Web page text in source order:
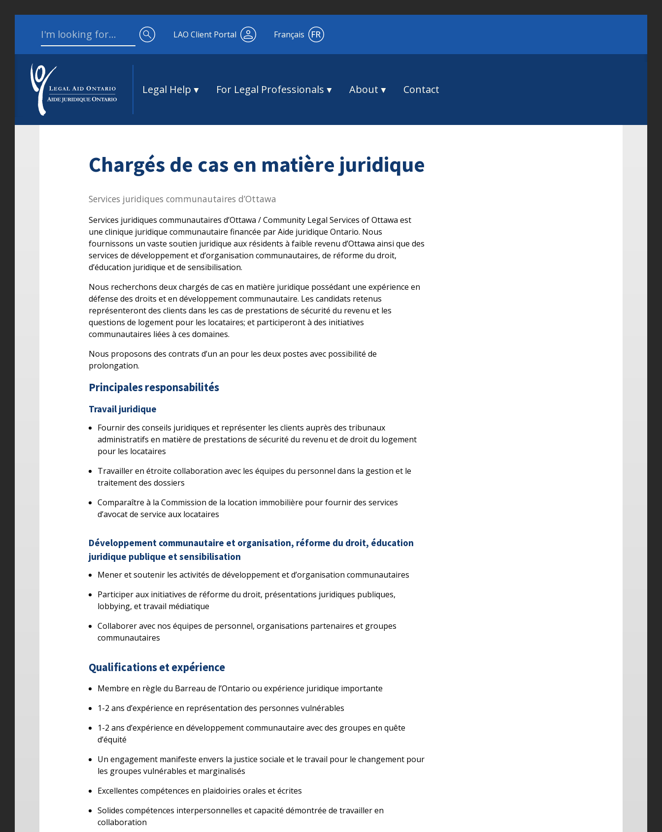
Search for:
LAO Client Portal Français
Legal Help For Legal Professionals About Contact
Chargés de cas en matière juridique
Services juridiques communautaires d’Ottawa
Services juridiques communautaires d’Ottawa / Community Legal Services of Ottawa est
une clinique juridique communautaire financée par Aide juridique Ontario. Nous
fournissons un vaste soutien juridique aux résidents à faible revenu d’Ottawa ainsi que des
services de développement et d’organisation communautaires, de réforme du droit,
d’éducation juridique et de sensibilisation.
Nous recherchons deux chargés de cas en matière juridique possédant une expérience en
défense des droits et en développement communautaire. Les candidats retenus
représenteront des clients dans les cas de prestations de sécurité du revenu et les
questions de logement pour les locataires; et participeront à des initiatives
communautaires liées à ces domaines.
Nous proposons des contrats d’un an pour les deux postes avec possibilité de
prolongation.
Principales responsabilités
Travail juridique
Fournir des conseils juridiques et représenter les clients auprès des tribunaux
administratifs en matière de prestations de sécurité du revenu et de droit du logement
pour les locataires
Travailler en étroite collaboration avec les équipes du personnel dans la gestion et le
traitement des dossiers
Comparaître à la Commission de la location immobilière pour fournir des services
d’avocat de service aux locataires
Développement communautaire et organisation, réforme du droit, éducation
juridique publique et sensibilisation
Mener et soutenir les activités de développement et d’organisation communautaires
Participer aux initiatives de réforme du droit, présentations juridiques publiques,
lobbying, et travail médiatique
Collaborer avec nos équipes de personnel, organisations partenaires et groupes
communautaires
Qualifications et expérience
Membre en règle du Barreau de l’Ontario ou expérience juridique importante
1-2 ans d’expérience en représentation des personnes vulnérables
1-2 ans d’expérience en développement communautaire avec des groupes en quête
d’équité
Un engagement manifeste envers la justice sociale et le travail pour le changement pour
les groupes vulnérables et marginalisés
Excellentes compétences en plaidoiries orales et écrites
Solides compétences interpersonnelles et capacité démontrée de travailler en
collaboration